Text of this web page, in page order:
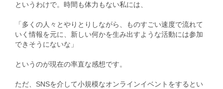
というわけで。時間も体力もない私には、
「多くの人々とやりとりしながら、ものすごい速度で流れて
いく情報を元に、新しい何かを生み出すような活動には参加
できそうにないな」
というのが現在の率直な感想です。
ただ、SNSを介して小規模なオンラインイベントをするとい